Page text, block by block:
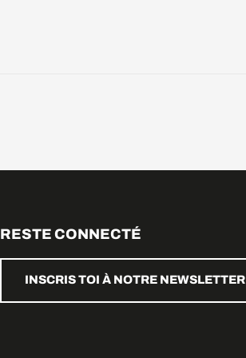
RESTE CONNECTÉ
INSCRIS TOI À NOTRE NEWSLETTER